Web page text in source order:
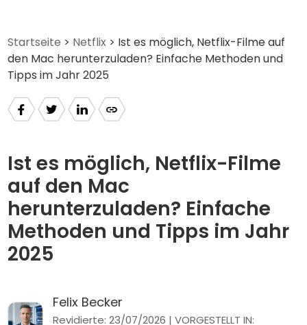
Startseite > Netflix > Ist es möglich, Netflix-Filme auf
den Mac herunterzuladen? Einfache Methoden und
Tipps im Jahr 2025
Ist es möglich, Netflix-Filme
auf den Mac
herunterzuladen? Einfache
Methoden und Tipps im Jahr
2025
Felix Becker
Revidierte: 23/07/2026 | VORGESTELLT IN: